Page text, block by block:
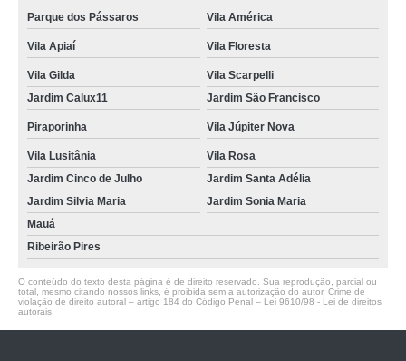
Parque dos Pássaros Vila América
Vila Apiaí Vila Floresta
Vila Gilda
Vila Scarpelli
Jardim Calux11
Jardim São Francisco
Piraporinha Vila Júpiter Nova
Vila Lusitânia
Vila Rosa
Jardim Cinco de Julho
Jardim Santa Adélia
Jardim Silvia Maria
Jardim Sonia Maria
Mauá
Ribeirão Pires
O conteúdo do texto desta página é de direito reservado. Sua reprodução, parcial ou
total, mesmo citando nossos links, é proibida sem a autorização do autor. Crime de
violação de direito autoral – artigo 184 do Código Penal – Lei 9610/98 - Lei de direitos
autorais